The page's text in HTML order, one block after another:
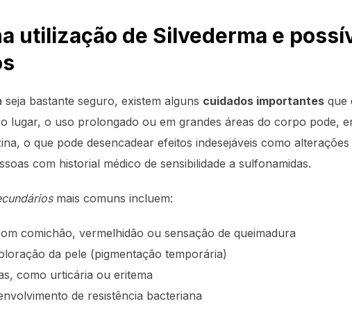
utilização de Silvederma e
bastante seguro, existem alguns cuidados importantes que
lugar, o uso prolongado ou em grandes áreas do corpo pode,
o que pode desencadear efeitos indesejáveis como
com historial médico de sensibilidade a sulfonamidas.
mais comuns incluem:
comichão, vermelhidão ou sensação de queimadura
da pele (pigmentação temporária)
como urticária ou eritema
de resistência bacteriana